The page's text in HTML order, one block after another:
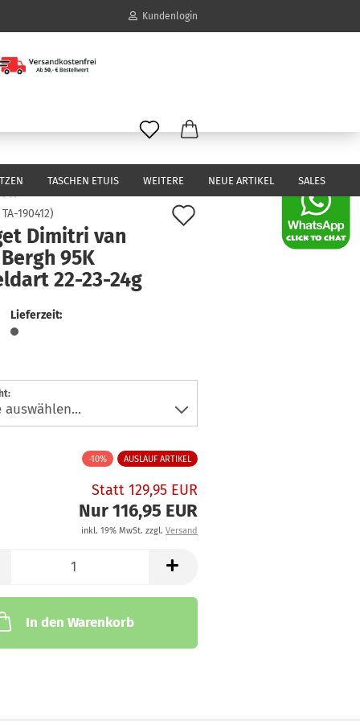
Kundenlogin
vergessen?
TASCHEN ETUIS NEUE ARTIKEL SALES
WEITERE
TA-190412)
Dimitri van
95K
22-23-24g
Lieferzeit:
-10% AUSLAUF ARTIKEL
Statt 129,95 EUR
Nur 116,95 EUR
inkl. 19% MwSt. zzgl. Versand
In den Warenkorb